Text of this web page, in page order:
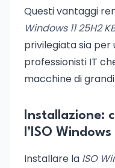
Questi vantaggi
Windows 11 25H2
privilegiata sia
professionisti IT
macchine di
Installazione:
l’ISO Windows
Installare la ISO